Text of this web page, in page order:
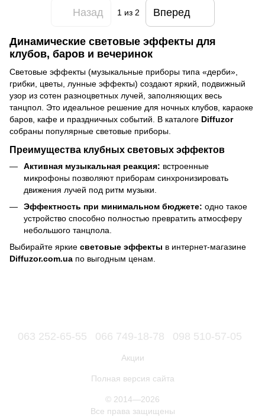
Динамические световые эффекты для
клубов, баров и вечеринок
Световые эффекты (музыкальные приборы типа «дерби»,
грибки, цветы, лунные эффекты) создают яркий, подвижный
узор из сотен разноцветных лучей, заполняющих весь
танцпол. Это идеальное решение для ночных клубов, караоке
баров, кафе и праздничных событий. В каталоге Diffuzor
собраны популярные световые приборы.
Преимущества клубных световых эффектов
Активная музыкальная реакция: встроенные
микрофоны позволяют приборам синхронизировать
движения лучей под ритм музыки.
Эффектность при минимальном бюджете: одно такое
устройство способно полностью превратить атмосферу
небольшого танцпола.
Выбирайте яркие световые эффекты в интернет-магазине
Diffuzor.com.ua по выгодным ценам.
Назад 1из 2 Вперед
063 252-65-55 066 749-18-78 098 510-57-05
Акции
Полная версия сайта
© 2014—2026
Все права защищены